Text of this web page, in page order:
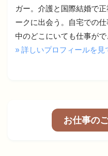
ガー。介護と国際結婚で
ークに出会う。自宅での
中のどこにいても仕事がで
» 詳しいプロフィールを見
お仕事の